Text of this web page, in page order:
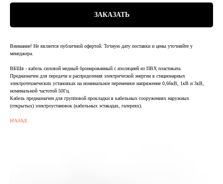
ЗАКАЗАТЬ
Внимание! Не является публичной офертой. Точную дату поставки и цены уточняйте у
менеджера.
ВБШв - кабель силовой медный бронированный с изоляцией из ПВХ пластиката.
Предназначен для передачи и распределения электрической энергии в стационарных
электротехнических установках на номинальное переменное напряжение 0,66кВ, 1кВ и 3кВ,
номинальной частотой 50Гц.
Кабель предназначен для групповой прокладки в кабельных сооружениях наружных
(открытых) электроустановок (кабельных эстакадах, галереях).
НАЗАД